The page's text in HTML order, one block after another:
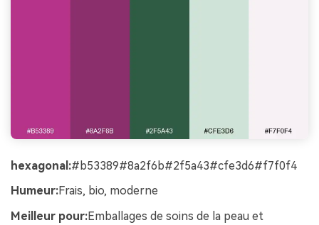
hexagonal:#b53389#8a2f6b#2f5a43#cfe3d6#f7f0f4
Humeur:Frais, bio, moderne
Meilleur pour:Emballages de soins de la peau et